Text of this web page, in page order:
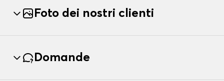
Foto dei nostri clienti
Domande